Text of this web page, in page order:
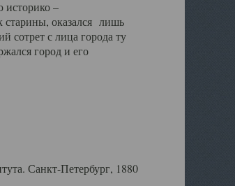
–
старины, оказался лишь
сотрет с лица города ту
город и его
Санкт-Петербург, 1880